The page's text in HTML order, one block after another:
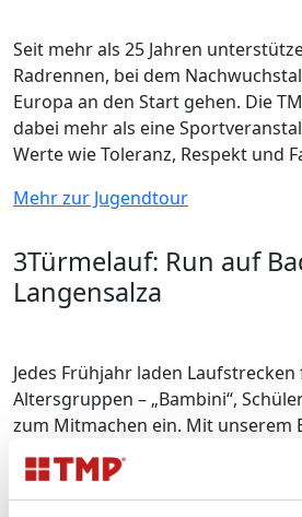
Seit mehr als 25 Jahren
Radrennen, bei dem
Europa an den Start gehen. Die
dabei mehr als eine
Werte wie Toleranz, Respekt und
Mehr zur Jugendtour
3Türmelauf: Run auf
Langensalza
Jedes Frühjahr laden
Altersgruppen – „Bambini“,
zum Mitmachen ein. Mit unserem
wir die Zukunft unseres
und verleihen unserer schönen
Sichtbarkeit.